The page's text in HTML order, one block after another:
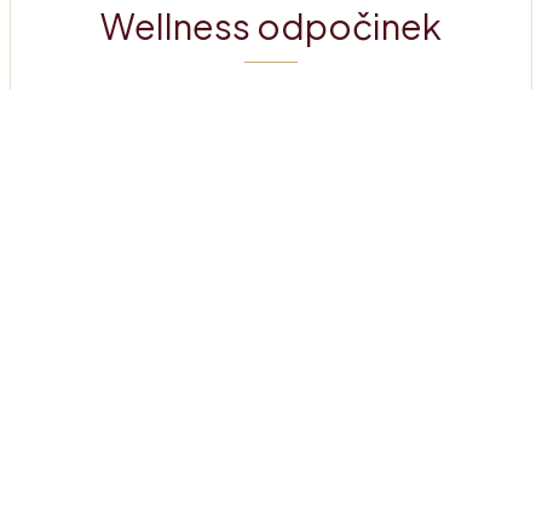
Wellness odpočinek